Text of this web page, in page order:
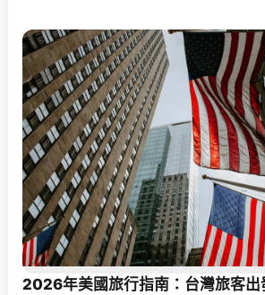
2026年美國旅行指南：台灣旅客出